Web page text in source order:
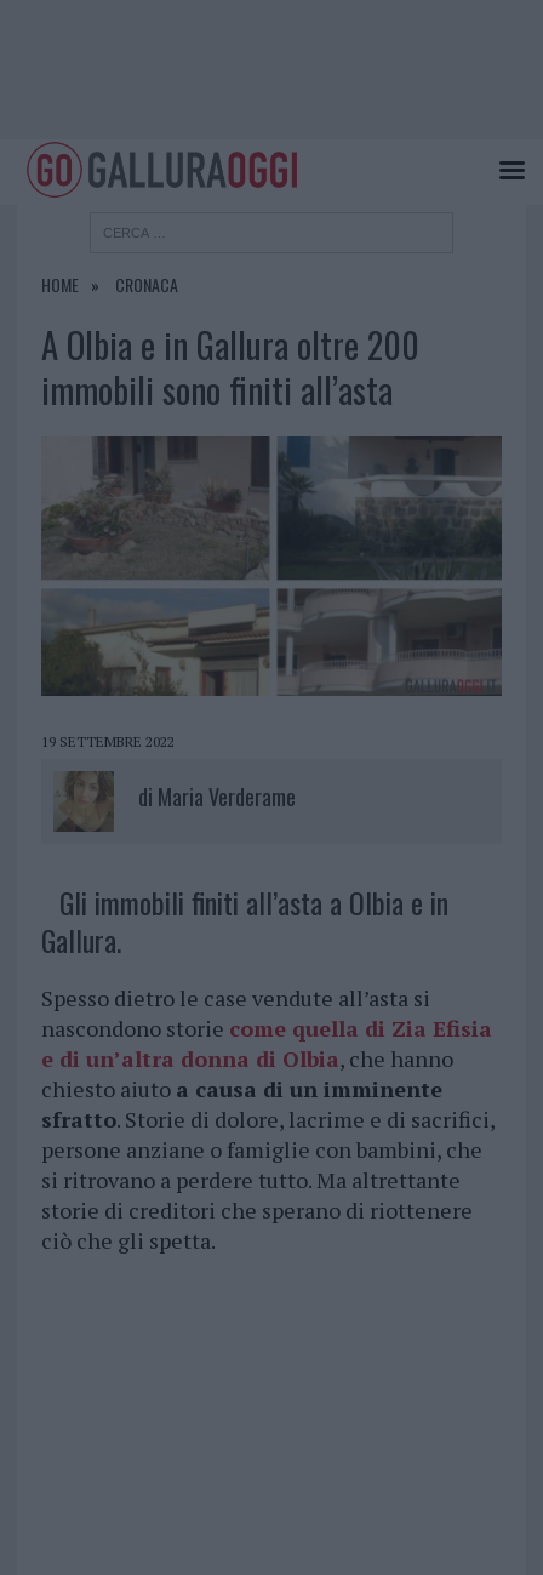
HOME CRONACA
A Olbia e in Gallura oltre 200
immobili sono finiti all’asta
19 SETTEMBRE 2022
di Maria Verderame
Gli immobili finiti all’asta a Olbia e in
Gallura.
Spesso dietro le case vendute all’asta si
nascondono storie come quella di Zia Efisia
e di un’altra donna di Olbia, che hanno
chiesto aiuto a causa di un imminente
sfratto. Storie di dolore, lacrime e di sacrifici,
persone anziane o famiglie con bambini, che
si ritrovano a perdere tutto. Ma altrettante
storie di creditori che sperano di riottenere
ciò che gli spetta.